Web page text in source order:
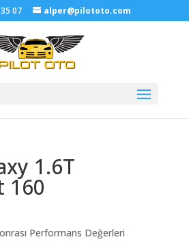
07 alper@pilototo.com
1.6T
160
Performans Değerleri